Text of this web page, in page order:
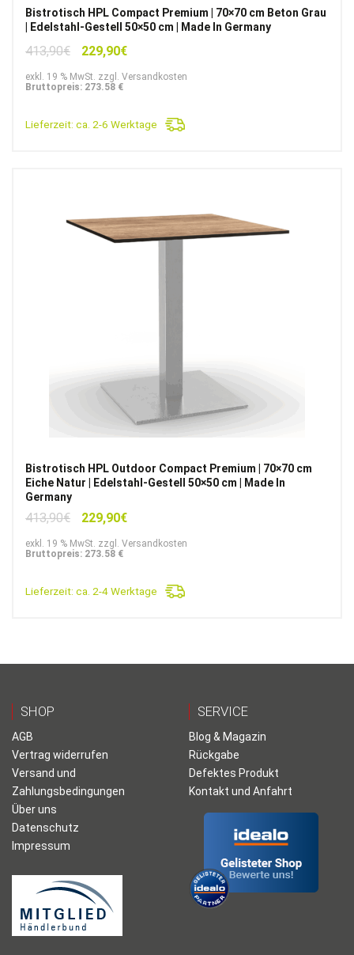
Bistrotisch HPL Compact Premium | 70×70 cm Beton Grau
| Edelstahl-Gestell 50×50 cm | Made In Germany
413,90€
Ursprünglicher
war:
229,90€Aktueller
ist:
exkl. 19 % MwSt. zzgl. Versandkosten
Bruttopreis: 273.58 €
Lieferzeit: ca. 2-6 Werktage
Bistrotisch HPL Outdoor Compact Premium | 70×70 cm
Eiche Natur | Edelstahl-Gestell 50×50 cm | Made In
Germany
413,90€
Ursprünglicher
war:
229,90€Aktueller
ist:
exkl. 19 % MwSt. zzgl. Versandkosten
Bruttopreis: 273.58 €
Lieferzeit: ca. 2-4 Werktage
SHOP
AGB
Vertrag widerrufen
Versand und
Zahlungsbedingungen
Über uns
Datenschutz
Impressum
SERVICE
Blog & Magazin
Rückgabe
Defektes Produkt
Kontakt und Anfahrt